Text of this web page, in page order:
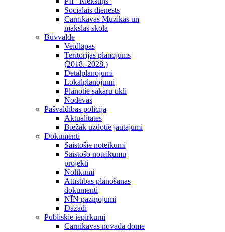
Sociālais dienests
Carnikavas Mūzikas un
mākslas skola
Būvvalde
Veidlapas
Teritorijas plānojums
(2018.-2028.)
Detālplānojumi
Lokālplānojumi
Plānotie sakaru tīkli
Nodevas
Pašvaldības policija
Aktualitātes
Biežāk uzdotie jautājumi
Dokumenti
Saistošie noteikumi
Saistošo noteikumu
projekti
Nolikumi
Attīstības plānošanas
dokumenti
NĪN paziņojumi
Dažādi
Publiskie iepirkumi
Carnikavas novada dome